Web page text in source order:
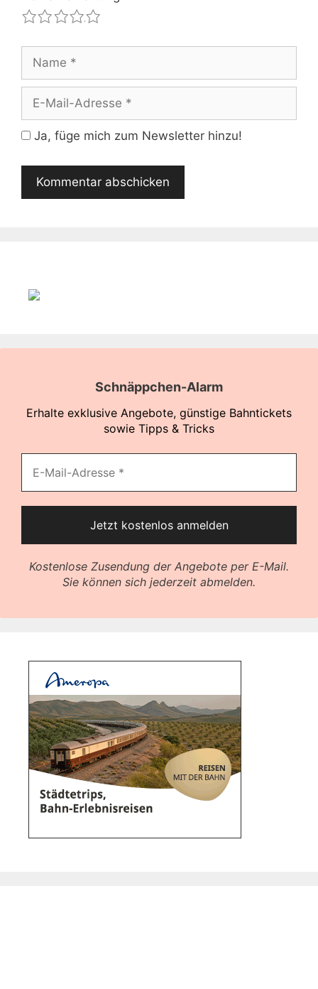
4
3
2
1
Name
Adresse
Ja, füge mich zum Newsletter hinzu!
Schnäppchen-Alarm
Erhalte exklusive Angebote, günstige Bahntickets
sowie Tipps & Tricks
Kostenlose Zusendung der Angebote per E-Mail.
Sie können sich jederzeit abmelden.